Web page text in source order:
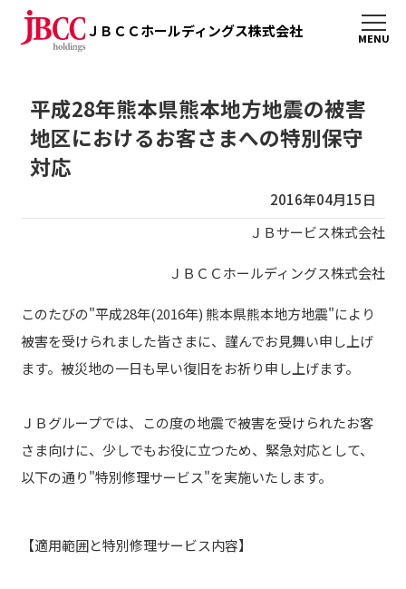
ＪＢＣＣホールディングス株式会社
平成28年熊本県熊本地方地震の被害
地区におけるお客さまへの特別保守
対応
2016年04月15日
ＪＢサービス株式会社
ＪＢＣＣホールディングス株式会社
このたびの"平成28年(2016年) 熊本県熊本地方地震"により
被害を受けられました皆さまに、謹んでお見舞い申し上げ
ます。被災地の一日も早い復旧をお祈り申し上げます。
ＪＢグループでは、この度の地震で被害を受けられたお客
さま向けに、少しでもお役に立つため、緊急対応として、
以下の通り"特別修理サービス"を実施いたします。
【適用範囲と特別修理サービス内容】